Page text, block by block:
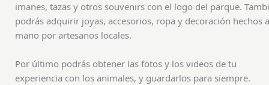
imanes, tazas y otros souvenirs con el logo del parque.
podrás adquirir joyas, accesorios, ropa y decoración hechos a
mano por artesanos locales.
Por último podrás obtener las fotos y los videos de tu
experiencia con los animales, y guardarlos para siempre.